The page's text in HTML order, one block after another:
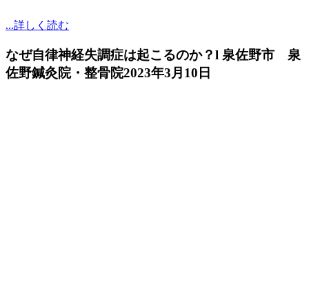
...詳しく読む
なぜ自律神経失調症は起こるのか？l 泉佐野市 泉
佐野鍼灸院・整骨院2023年3月10日